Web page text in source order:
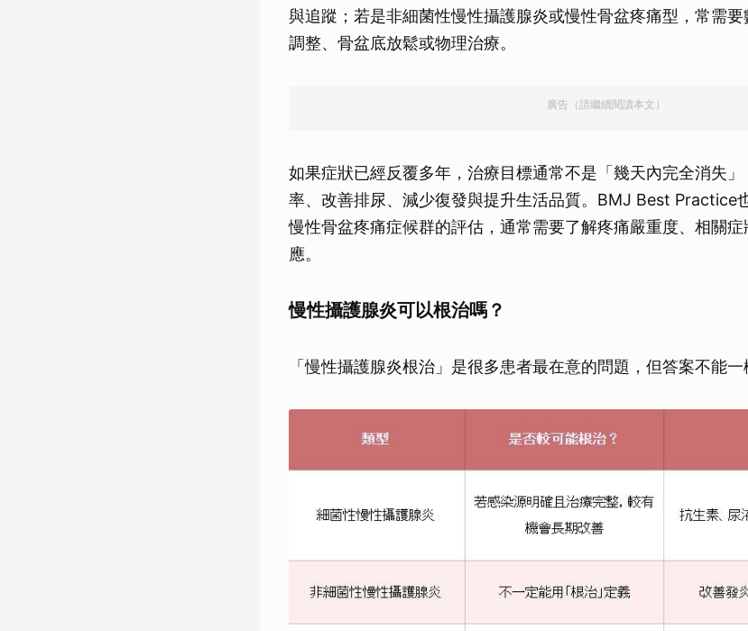
與追蹤；若是非細菌性慢性攝護腺炎或慢性骨盆疼痛型，常需
調整、骨盆底放鬆或物理治療。
廣告（請繼續閱讀本文）
如果症狀已經反覆多年，治療目標通常不是「幾天內完全消失
率、改善排尿、減少復發與提升生活品質。BMJ Best Practice
慢性骨盆疼痛症候群的評估，通常需要了解疼痛嚴重度、相關
應。
慢性攝護腺炎可以根治嗎？
「慢性攝護腺炎根治」是很多患者最在意的問題，但答案不能一